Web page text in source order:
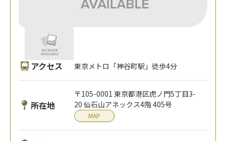
アクセス 東京メトロ「神谷町駅」徒歩4分
所在地
〒105-0001 東京都港区虎ノ門5丁目3-
20 仙石山アネックス4階 405号
MAP